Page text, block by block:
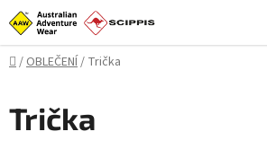
Přejít
na
obsah
Domů
/OBLEČENÍ/ Trička
Trička